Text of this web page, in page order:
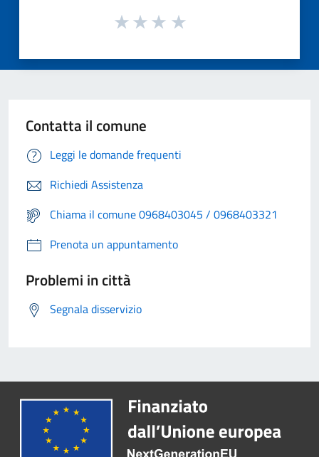
Contatta il comune
Leggi le domande frequenti
Richiedi Assistenza
Chiama il comune 0968403045 / 0968403321
Prenota un appuntamento
Problemi in città
Segnala disservizio